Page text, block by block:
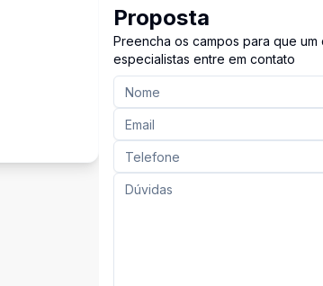
Proposta
Preencha os campos para que um
especialistas entre em contato